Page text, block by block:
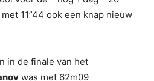
11”44 ook een knap nieuw
in de finale van het
was met 62m09